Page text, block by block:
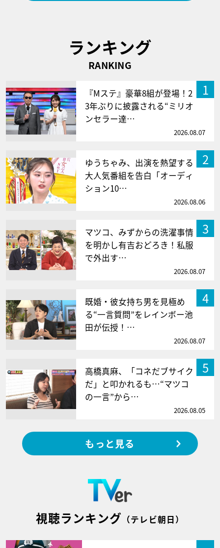
ランキング
RANKING
1
『Mステ』豪華8組が登場！2
3年ぶりに披露される“ミリオ
ンセラー達…
2026.08.07
2
ゆうちゃみ、出演を熱望する
大人気番組を告白「オーディ
ション10…
2026.08.06
3
マツコ、みずからの洗濯事情
を明かし有吉おどろき！私服
で外出す…
2026.08.07
4
既婚・彼女持ち男を見極め
る“一言質問”をレインボー池
田が伝授！…
2026.08.07
5
高橋真麻、「コネだブサイク
だ」と叩かれるも…“マツコ
の一言”から…
2026.08.05
もっと見る
視聴ランキング （テレビ朝日）